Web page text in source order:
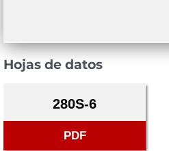
Hojas de datos
280S-6
PDF